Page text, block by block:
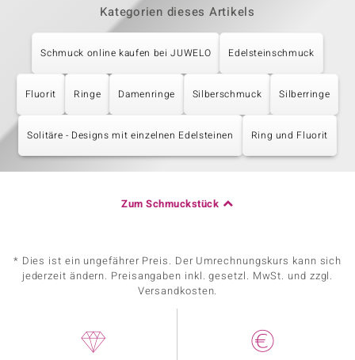
Kategorien dieses Artikels
Schmuck online kaufen bei JUWELO Edelsteinschmuck
Fluorit Ringe Damenringe Silberschmuck Silberringe
Solitäre - Designs mit einzelnen Edelsteinen Ring und Fluorit
Zum Schmuckstück
* Dies ist ein ungefährer Preis. Der Umrechnungskurs kann sich
jederzeit ändern. Preisangaben inkl. gesetzl. MwSt. und zzgl.
Versandkosten.